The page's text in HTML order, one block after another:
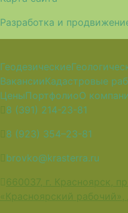
Разработка и
Геодезические
ВакансииКадастровые
ЦеныПортфолиоО
8 (391) 214-23-81
8 (923) 354–23-81
brovko@krasterra.ru
660037, г. Красноярск,
«Красноярский